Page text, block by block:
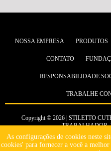
NOSSA EMPRESA PRODUTOS
CONTATO
RESPONSABILIDADE
TRABALHE
Copyright © 2026 | STILETTO
TRABALHADOR,
CNPJ 47.800.164/0001-67 | IE
100372-9 |
As configurações de cookies neste
cookies' para fornecer a você a